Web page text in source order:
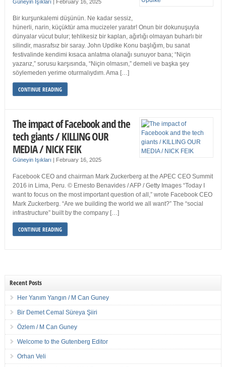
Güneyin Işıkları | February 16, 2025
Bir kurşunkalemi düşünün. Ne kadar sessiz,
hünerli, narin, küçüktür ama mucizeler yaratır! Onun bir dokunuşuyla
dünyalar vücut bulur; tehlikesiz bir kaplan, ağırlığı olmayan buharlı bir
silindir, masrafsız bir saray. John Updike Konu başlığım, bu sanat
festivalinde kendimi kısaca anlatma olanağı sunuyor bana; “Niçin
yazarız,” sorusu karşısında, “Niçin olmasın,” demeli ve başka şey
söylemeden yerime oturmalıydım. Ama […]
CONTINUE READING
The impact of Facebook and the
tech giants / KILLING OUR
MEDIA / NICK FEIK
Güneyin Işıkları | February 16, 2025
Facebook CEO and chairman Mark Zuckerberg at the APEC CEO Summit
2016 in Lima, Peru. © Ernesto Benavides / AFP / Getty Images “Today I
want to focus on the most important question of all,” wrote Facebook CEO
Mark Zuckerberg. “Are we building the world we all want?” The “social
infrastructure” built by the company […]
CONTINUE READING
Recent Posts
Her Yanım Yangın / M Can Guney
Bir Demet Cemal Süreya Şiiri
Özlem / M Can Guney
Welcome to the Gutenberg Editor
Orhan Veli